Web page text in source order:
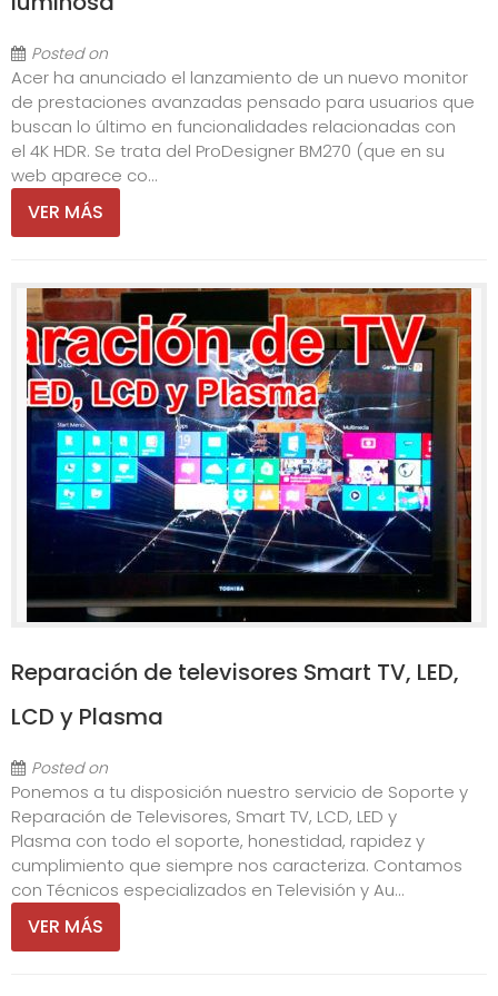
Posted on
Acer ha anunciado el lanzamiento de un nuevo monitor
de prestaciones avanzadas pensado para usuarios que
buscan lo último en funcionalidades relacionadas con
el 4K HDR. Se trata del ProDesigner BM270 (que en su
web aparece co...
VER MÁS
Reparación de televisores Smart TV, LED,
LCD y Plasma
Posted on
Ponemos a tu disposición nuestro servicio de Soporte y
Reparación de Televisores, Smart TV, LCD, LED y
Plasma con todo el soporte, honestidad, rapidez y
cumplimiento que siempre nos caracteriza. Contamos
con Técnicos especializados en Televisión y Au...
VER MÁS